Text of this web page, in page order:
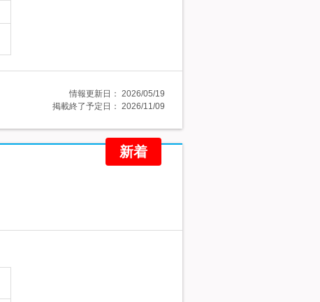
情報更新日： 2026/05/19
掲載終了予定日： 2026/11/09
新着